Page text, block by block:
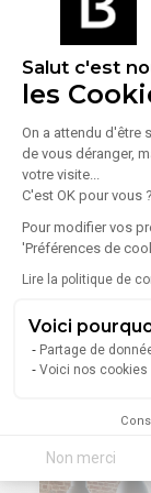
Salut c'est
les
On a attendu d'être
de vous déranger,
votre visite...
C'est OK pour vous ?
Pour modifier vos
'Préférences de
Lire la politique de
Voici
Partage de
Voici nos cookies
Non merci
Métro
D920
Bus (162,
Dépot de
prévoir.
Disponible
Location
94230
À la
337 m²,
pour votre
. Archives de
. Lumineux
. Moquette
. Cloisons
Lire plus